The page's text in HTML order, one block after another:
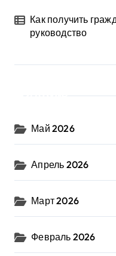
Как получить
руководство
Май 2026
Апрель 2026
Март 2026
Февраль 2026